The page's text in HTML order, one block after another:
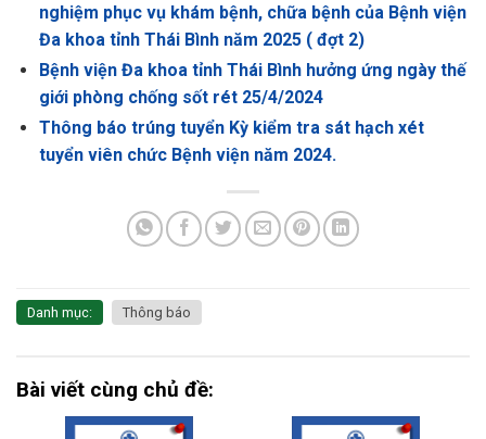
nghiệm phục vụ khám bệnh, chữa bệnh của Bệnh viện
Đa khoa tỉnh Thái Bình năm 2025 ( đợt 2)
Bệnh viện Đa khoa tỉnh Thái Bình hưởng ứng ngày thế
giới phòng chống sốt rét 25/4/2024
Thông báo trúng tuyển Kỳ kiểm tra sát hạch xét
tuyển viên chức Bệnh viện năm 2024.
Danh mục: Thông báo
Bài viết cùng chủ đề: